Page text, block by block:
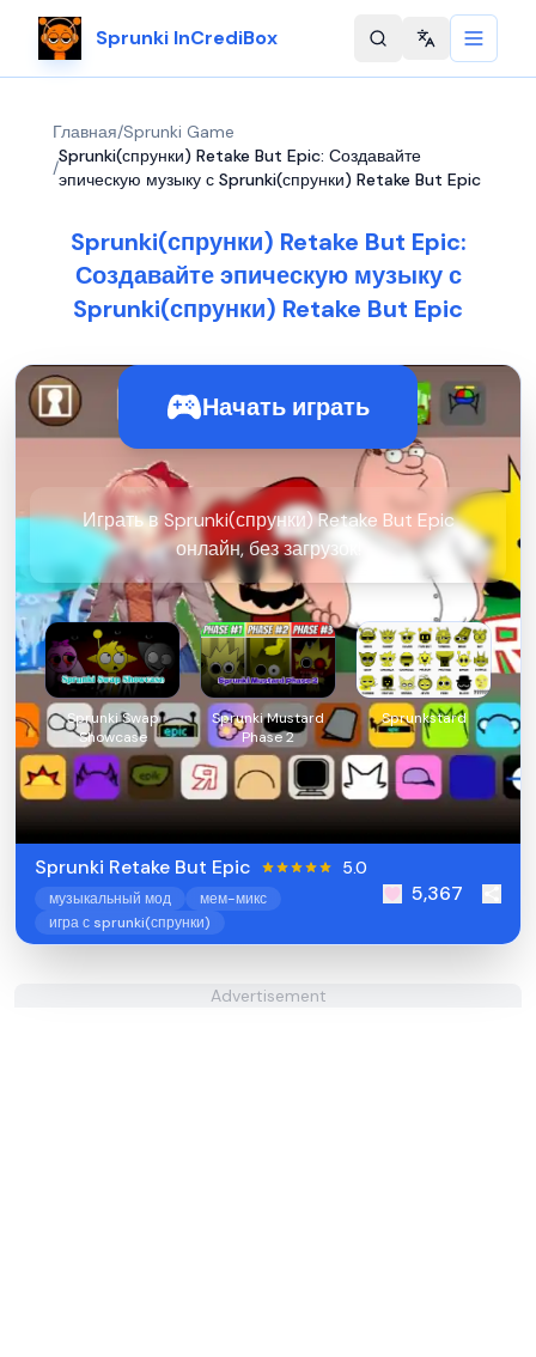
Sprunki InCrediBox Change
Главная/Sprunki Game
/
Sprunki(спрунки) Retake But Epic: Создавайте
эпическую музыку с Sprunki(спрунки) Retake But Epic
Sprunki(спрунки) Retake But Epic:
Создавайте эпическую музыку с
Sprunki(спрунки) Retake But Epic
Начать играть
Играть в Sprunki(спрунки) Retake But Epic
онлайн, без загрузок!
Sprunki Swap
Showcase
Sprunki Mustard
Phase 2
Sprunkstard
Sprunki Retake But Epic 5.0
музыкальный мод
мем-микс
игра с sprunki(спрунки)
5,367
Advertisement